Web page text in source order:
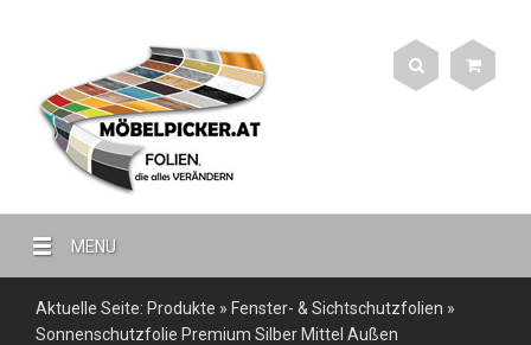
MENU
Aktuelle Seite: Produkte » Fenster- & Sichtschutzfolien »
Sonnenschutzfolie Premium Silber Mittel Außen